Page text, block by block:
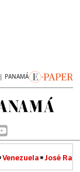
PANAMÁ
Venezuela José